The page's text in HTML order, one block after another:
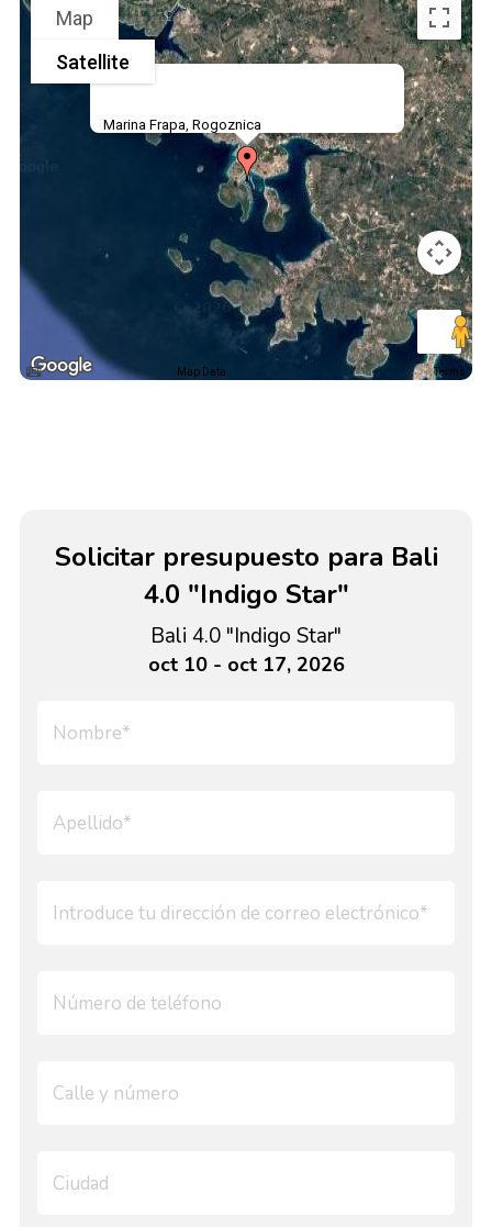
Marina Frapa, Rogoznica
Map
Satellite
Map Data Terms
Solicitar presupuesto para Bali
4.0 "Indigo Star"
Bali 4.0 "Indigo Star"
oct 10 - oct 17, 2026